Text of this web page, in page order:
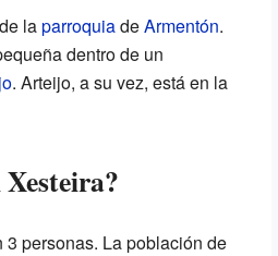
laparroquiadeArmentón.
dentro de un
. Arteijo, a su vez, está en la
personas. La población de